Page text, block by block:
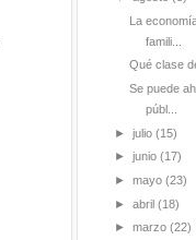
La
famili...
Qué clase
Se puede
públ...
► julio (15)
► junio (17)
► mayo (23)
► abril (18)
► marzo (22)